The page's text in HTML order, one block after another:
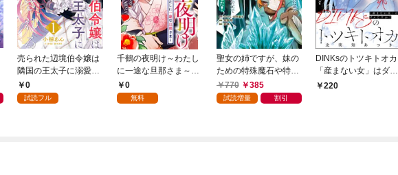
売られた辺境伯令嬢は
隣国の王太子に溺愛さ
れる 1
0
試読フル
千鶴の夜明け～わたし
に一途な旦那さま～
【分冊版】 1話「北条
家の生贄（１）」
0
無料
聖女の姉ですが、妹の
ための特殊魔石や特殊
薬草の採取をやめた
ら、隣国の魔術師様の
770 385
試読増量 割引
DINKsのトツキトオカ
「産まない女」はダメ
ですか？（分冊版）
220